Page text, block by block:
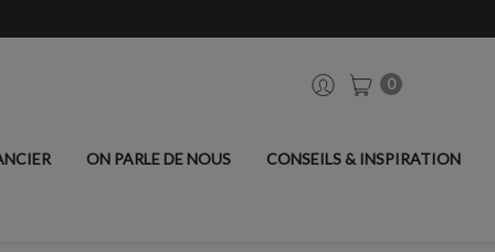
0
ON PARLE DE NOUS CONSEILS & INSPIRATION